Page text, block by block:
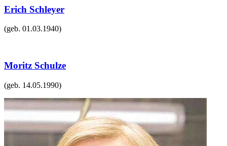
Erich Schleyer
(geb. 01.03.1940)
Moritz Schulze
(geb. 14.05.1990)